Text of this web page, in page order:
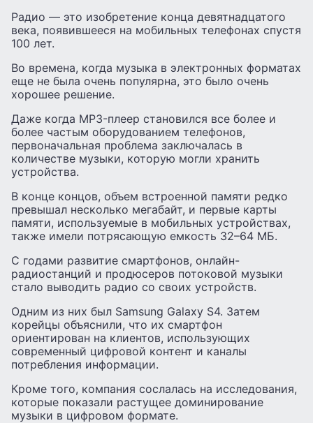
Радио — это изобретение конца девятнадцатого
века, появившееся на мобильных телефонах спустя
100 лет.
Во времена, когда музыка в электронных форматах
еще не была очень популярна, это было очень
хорошее решение.
Даже когда MP3-плеер становился все более и
более частым оборудованием телефонов,
первоначальная проблема заключалась в
количестве музыки, которую могли хранить
устройства.
В конце концов, объем встроенной памяти редко
превышал несколько мегабайт, и первые карты
памяти, используемые в мобильных устройствах,
также имели потрясающую емкость 32–64 МБ.
С годами развитие смартфонов, онлайн-
радиостанций и продюсеров потоковой музыки
стало выводить радио со своих устройств.
Одним из них был Samsung Galaxy S4. Затем
корейцы объяснили, что их смартфон
ориентирован на клиентов, использующих
современный цифровой контент и каналы
потребления информации.
Кроме того, компания сослалась на исследования,
которые показали растущее доминирование
музыки в цифровом формате.